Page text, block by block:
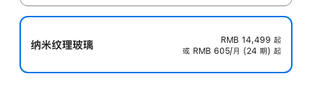
纳米纹理玻璃 RMB 14,499 起
或 RMB 605/月 (24 期) 起